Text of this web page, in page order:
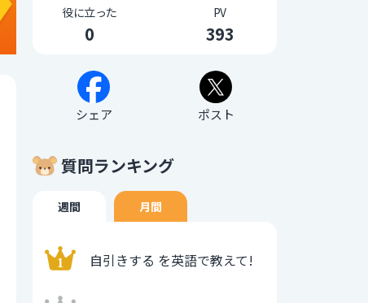
役に立った
0
PV
393
シェア ポスト
質問ランキング
週間 月間
自引きする を英語で教えて!